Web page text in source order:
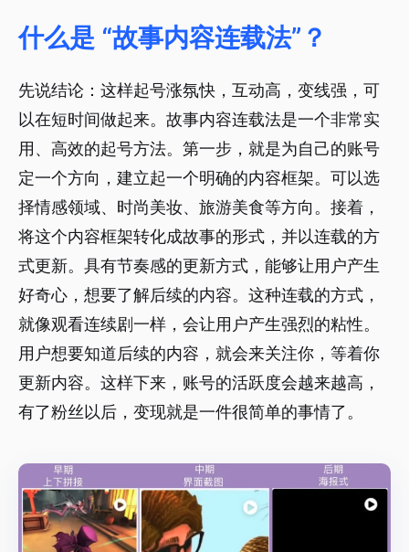
什么是 “故事内容连载法”？
先说结论：这样起号涨氛快，互动高，变线强，可
以在短时间做起来。故事内容连载法是一个非常实
用、高效的起号方法。第一步，就是为自己的账号
定一个方向，建立起一个明确的内容框架。可以选
择情感领域、时尚美妆、旅游美食等方向。接着，
将这个内容框架转化成故事的形式，并以连载的方
式更新。具有节奏感的更新方式，能够让用户产生
好奇心，想要了解后续的内容。这种连载的方式，
就像观看连续剧一样，会让用户产生强烈的粘性。
用户想要知道后续的内容，就会来关注你，等着你
更新内容。这样下来，账号的活跃度会越来越高，
有了粉丝以后，变现就是一件很简单的事情了。